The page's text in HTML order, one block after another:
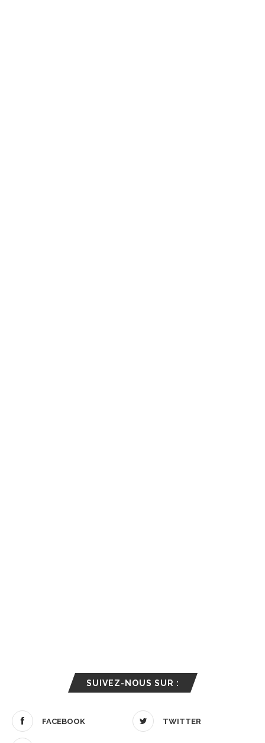
SUIVEZ-NOUS SUR :
FACEBOOK TWITTER